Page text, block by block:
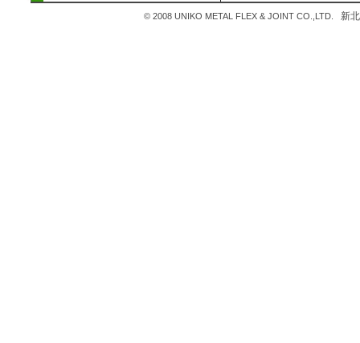
© 2008 UNIKO METAL FLEX & JOINT CO.,LTD. 新